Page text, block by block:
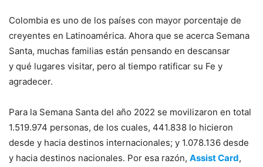
Colombia es uno de los países con mayor porcentaje de
creyentes en Latinoamérica. Ahora que se acerca Semana
Santa, muchas familias están pensando en descansar
y qué lugares visitar, pero al tiempo ratificar su Fe y
agradecer.
Para la Semana Santa del año 2022 se movilizaron en total
1.519.974 personas, de los cuales, 441.838 lo hicieron
desde y hacia destinos internacionales; y 1.078.136 desde
y hacia destinos nacionales. Por esa razón, Assist Card,